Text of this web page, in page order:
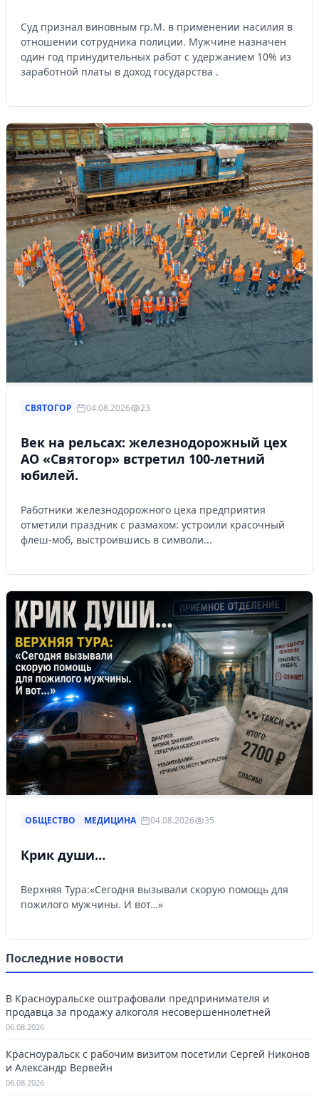
Суд признал виновным гр.М. в применении насилия в
отношении сотрудника полиции. Мужчине назначен
один год принудительных работ с удержанием 10% из
заработной платы в доход государства .
СВЯТОГОР 04.08.2026 23
Век на рельсах: железнодорожный цех
АО «Святогор» встретил 100-летний
юбилей.
Работники железнодорожного цеха предприятия
отметили праздник с размахом: устроили красочный
флеш-моб, выстроившись в символи...
ОБЩЕСТВО МЕДИЦИНА 04.08.2026 35
Крик души…
Верхняя Тура:«Сегодня вызывали скорую помощь для
пожилого мужчины. И вот…»
Последние новости
В Красноуральске оштрафовали предпринимателя и
продавца за продажу алкоголя несовершеннолетней
06.08.2026
Красноуральск с рабочим визитом посетили Сергей Никонов
и Александр Вервейн
06.08.2026